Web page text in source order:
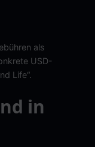
als
USD-
Life“.
in